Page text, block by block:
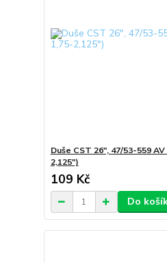
Duše CST 26", 47/53-559
2,125")
109 Kč
Do